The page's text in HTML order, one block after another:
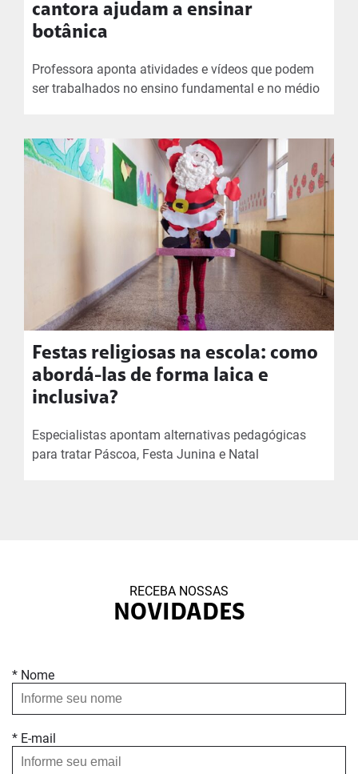
cantora ajudam a ensinar
botânica
Professora aponta atividades e vídeos que podem
ser trabalhados no ensino fundamental e no médio
Festas religiosas na escola: como
abordá-las de forma laica e
inclusiva?
Especialistas apontam alternativas pedagógicas
para tratar Páscoa, Festa Junina e Natal
RECEBA NOSSAS
NOVIDADES
* Nome
* E-mail